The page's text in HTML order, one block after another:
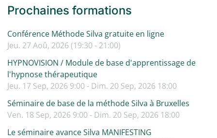
Prochaines formations
Conférence Méthode Silva gratuite en ligne
Jeu. 27 Aoû, 2026 (19:30 - 21:00)
HYPNOVISION / Module de base d'apprentissage de
l'hypnose thérapeutique
Jeu. 17 Sep, 2026 9:00 - Dim. 20 Sep, 2026 18:00
Séminaire de base de la méthode Silva à Bruxelles
Ven. 18 Sep, 2026 9:00 - Dim. 20 Sep, 2026 18:00
Le séminaire avance Silva MANIFESTING